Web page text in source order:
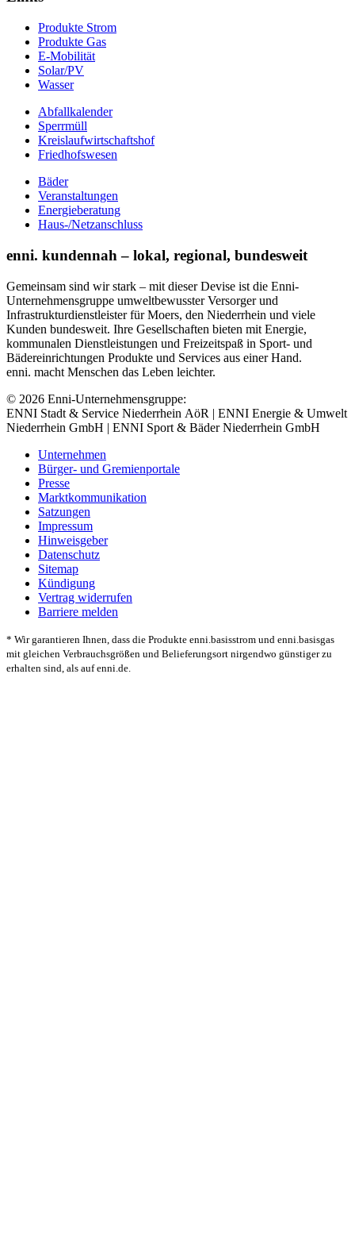
Produkte Strom
Produkte Gas
E-Mobilität
Solar/PV
Wasser
Abfallkalender
Sperrmüll
Kreislaufwirtschaftshof
Friedhofswesen
Bäder
Veranstaltungen
Energieberatung
Haus-/Netzanschluss
enni. kundennah – lokal, regional, bundesweit
Gemeinsam sind wir stark – mit dieser Devise ist die Enni-
Unternehmensgruppe umweltbewusster Versorger und
Infrastrukturdienstleister für Moers, den Niederrhein und viele
Kunden bundesweit. Ihre Gesellschaften bieten mit Energie,
kommunalen Dienstleistungen und Freizeitspaß in Sport- und
Bädereinrichtungen Produkte und Services aus einer Hand.
enni. macht Menschen das Leben leichter.
© 2026 Enni-Unternehmensgruppe:
ENNI Stadt & Service Niederrhein AöR | ENNI Energie & Umwelt
Niederrhein GmbH | ENNI Sport & Bäder Niederrhein GmbH
Unternehmen
Bürger- und Gremienportale
Presse
Marktkommunikation
Satzungen
Impressum
Hinweisgeber
Datenschutz
Sitemap
Kündigung
Vertrag widerrufen
Barriere melden
* Wir garantieren Ihnen, dass die Produkte enni.basisstrom und enni.basisgas
mit gleichen Verbrauchsgrößen und Belieferungsort nirgendwo günstiger zu
erhalten sind, als auf enni.de.